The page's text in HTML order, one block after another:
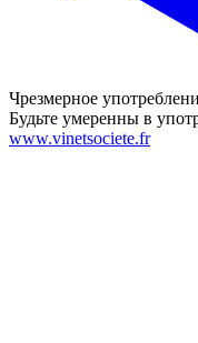
Чрезмерное
Будьте умеренны в
www.vinetsociete.fr